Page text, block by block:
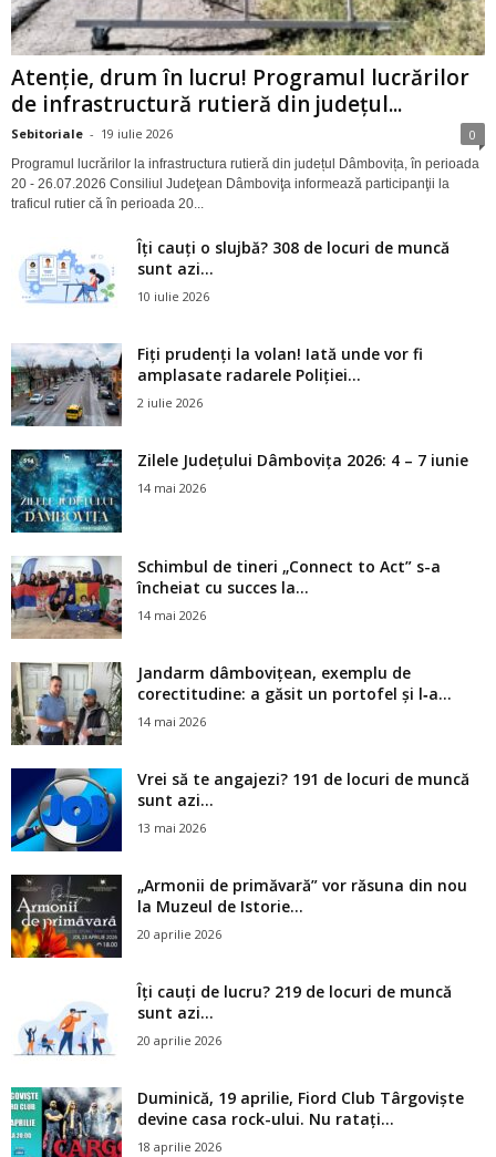
Atenție, drum în lucru! Programul lucrărilor
de infrastructură rutieră din județul...
Sebitoriale - 19 iulie 2026 0
Programul lucrărilor la infrastructura rutieră din județul Dâmbovița, în perioada
20 - 26.07.2026 Consiliul Judeţean Dâmboviţa informează participanţii la
traficul rutier că în perioada 20...
Îți cauți o slujbă? 308 de locuri de muncă
sunt azi...
10 iulie 2026
Fiți prudenți la volan! Iată unde vor fi
amplasate radarele Poliției...
2 iulie 2026
Zilele Județului Dâmbovița 2026: 4 – 7 iunie
14 mai 2026
Schimbul de tineri „Connect to Act” s-a
încheiat cu succes la...
14 mai 2026
Jandarm dâmbovițean, exemplu de
corectitudine: a găsit un portofel și l‑a...
14 mai 2026
Vrei să te angajezi? 191 de locuri de muncă
sunt azi...
13 mai 2026
„Armonii de primăvară” vor răsuna din nou
la Muzeul de Istorie...
20 aprilie 2026
Îți cauți de lucru? 219 de locuri de muncă
sunt azi...
20 aprilie 2026
Duminică, 19 aprilie, Fiord Club Târgoviște
devine casa rock-ului. Nu ratați...
18 aprilie 2026